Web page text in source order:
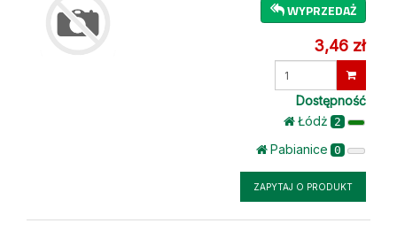
WYPRZEDAŻ
3,46 zł
Dostępność
Łódż 2
Pabianice 0
ZAPYTAJ O PRODUKT